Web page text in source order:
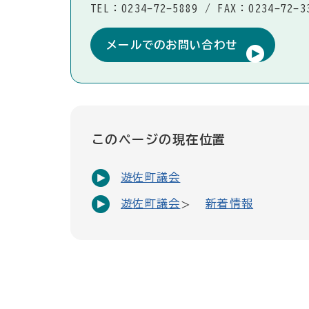
TEL：0234-72-5889 / FAX：0234-72-
メールでのお問い合わせ
このページの現在位置
遊佐町議会
遊佐町議会 新着情報